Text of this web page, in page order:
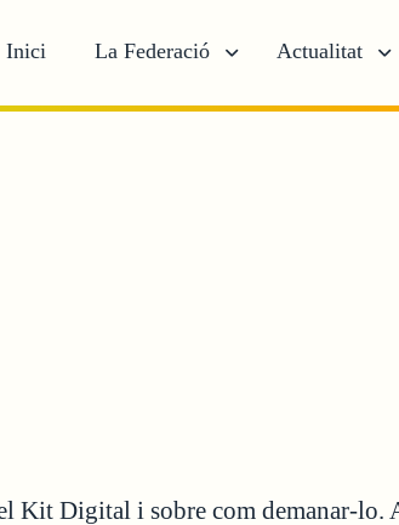
Inici La Federació Actualitat
Digital i sobre com demanar-lo.